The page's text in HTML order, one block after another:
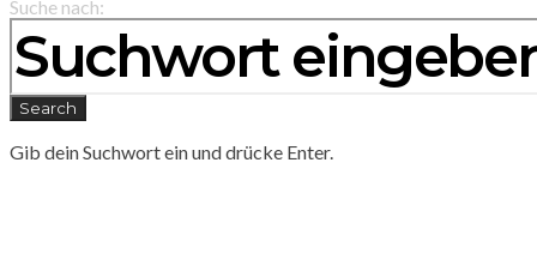
Suche nach:
Search
Gib dein Suchwort ein und drücke Enter.